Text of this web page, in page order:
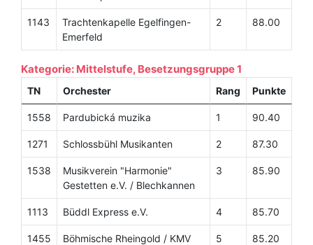
1143
Trachtenkapelle Egelfingen-
Emerfeld
2 88.00
Kategorie: Mittelstufe, Besetzungsgruppe 1
TN Orchester Rang Punkte
1558 Pardubická muzika 1 90.40
1271 Schlossbühl Musikanten 2 87.30
1538
Musikverein "Harmonie"
Gestetten e.V. / Blechkannen
3 85.90
1113 Büddl Express e.V. 4 85.70
1455
Böhmische Rheingold / KMV
5 85.20